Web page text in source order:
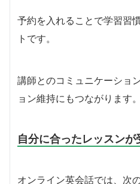
予約を入れることで学習習
トです。
講師とのコミュニケーショ
ョン維持にもつながります。
自分に合ったレッスンが
オンライン英会話では、次